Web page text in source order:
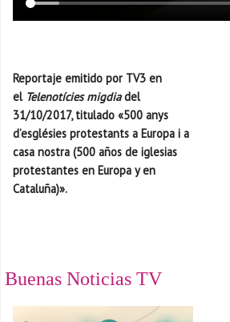
Reportaje emitido por TV3 en
el Telenotícies migdiadel
31/10/2017, titulado «500 anys
d’esglésies protestants a Europa i a
casa nostra (500 años de iglesias
protestantes en Europa y en
Cataluña)».
Buenas Noticias TV